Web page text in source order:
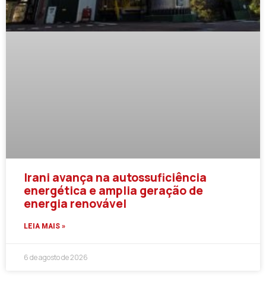
Irani avança na autossuficiência
energética e amplia geração de
energia renovável
LEIA MAIS »
6 de agosto de 2026